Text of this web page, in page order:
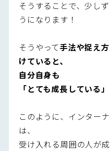
そうすることで、少し
うになります！
そうやって手法や捉え
けていると、
自分自身も
「とても成長している
このように、インター
は、
受け入れる周囲の人が